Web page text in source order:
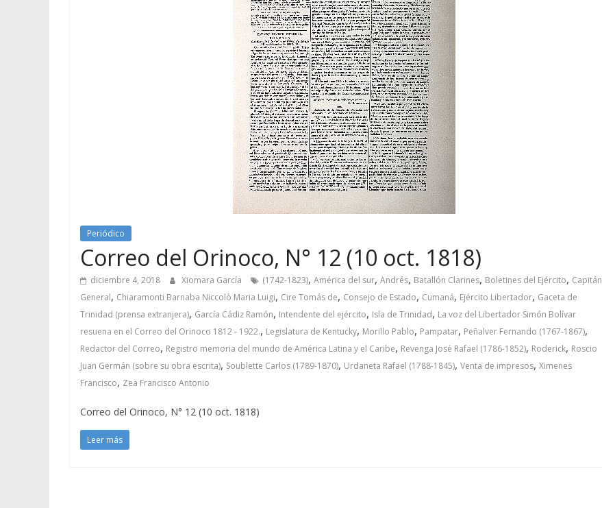
Periódico
Correo del Orinoco, N° 12 (10 oct. 1818)
diciembre 4, 2018 Xiomara García (1742-1823), América del sur, Andrés, Batallón Clarines, Boletines del Ejército, Capitán
General, Chiaramonti Barnaba Niccolò Maria Luigi, Cire Tomás de, Consejo de Estado, Cumaná, Ejército Libertador, Gaceta de
Trinidad (prensa extranjera), García Cádiz Ramón, Intendente del ejército, Isla de Trinidad, La voz del Libertador Simón Bolívar
resuena en el Correo del Orinoco 1812 - 1922., Legislatura de Kentucky, Morillo Pablo, Pampatar, Peñalver Fernando (1767-1867),
Redactor del Correo, Registro memoria del mundo de América Latina y el Caribe, Revenga José Rafael (1786-1852), Roderick, Roscio
Juan Germán (sobre su obra escrita), Soublette Carlos (1789-1870), Urdaneta Rafael (1788-1845), Venta de impresos, Ximenes
Francisco, Zea Francisco Antonio
Correo del Orinoco, N° 12 (10 oct. 1818)
Leer más